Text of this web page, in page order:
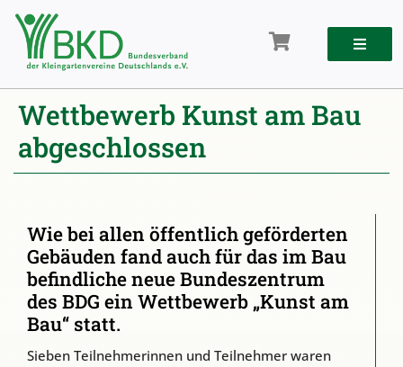
Zum
Inhalt
springen
Wettbewerb Kunst am Bau
abgeschlossen
Wie bei allen öffentlich geförderten
Gebäuden fand auch für das im Bau
befindliche neue Bundeszentrum
des BDG ein Wettbewerb „Kunst am
Bau“ statt.
Sieben Teilnehmerinnen und Teilnehmer waren